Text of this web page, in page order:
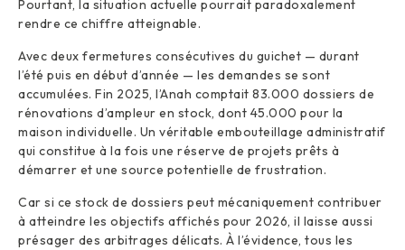
Pourtant, la situation actuelle pourrait paradoxalement
rendre ce chiffre atteignable.
Avec deux fermetures consécutives du guichet — durant
l’été puis en début d’année — les demandes se sont
accumulées. Fin 2025, l’Anah comptait 83.000 dossiers de
rénovations d’ampleur en stock, dont 45.000 pour la
maison individuelle. Un véritable embouteillage administratif
qui constitue à la fois une réserve de projets prêts à
démarrer et une source potentielle de frustration.
Car si ce stock de dossiers peut mécaniquement contribuer
à atteindre les objectifs affichés pour 2026, il laisse aussi
présager des arbitrages délicats. À l’évidence, tous les